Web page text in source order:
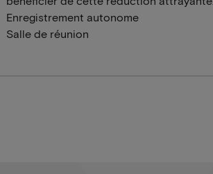
Enregistrement autonome
Salle de réunion